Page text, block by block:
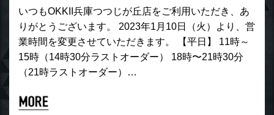
いつもOKKII兵庫つつじが丘店をご利用いただき、あ
りがとうございます。 2023年1月10日（火）より、営
業時間を変更させていただきます。 【平日】 11時～
15時（14時30分ラストオーダー） 18時〜21時30分
（21時ラストオーダー）…